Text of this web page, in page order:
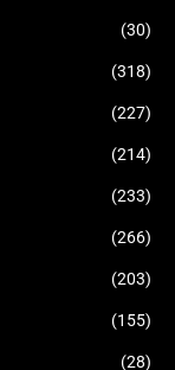
(30)
(318)
(227)
(214)
(233)
(266)
(203)
(155)
(28)